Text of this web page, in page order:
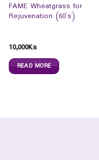
FAME Wheatgrass for
Rejuvenation (60`s)
10,000Ks
READ MORE